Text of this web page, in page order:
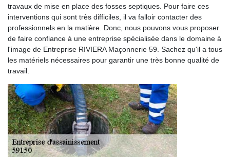
travaux de mise en place des fosses septiques. Pour faire ces
interventions qui sont très difficiles, il va falloir contacter des
professionnels en la matière. Donc, nous pouvons vous proposer
de faire confiance à une entreprise spécialisée dans le domaine à
l'image de Entreprise RIVIERA Maçonnerie 59. Sachez qu'il a tous
les matériels nécessaires pour garantir une très bonne qualité de
travail.